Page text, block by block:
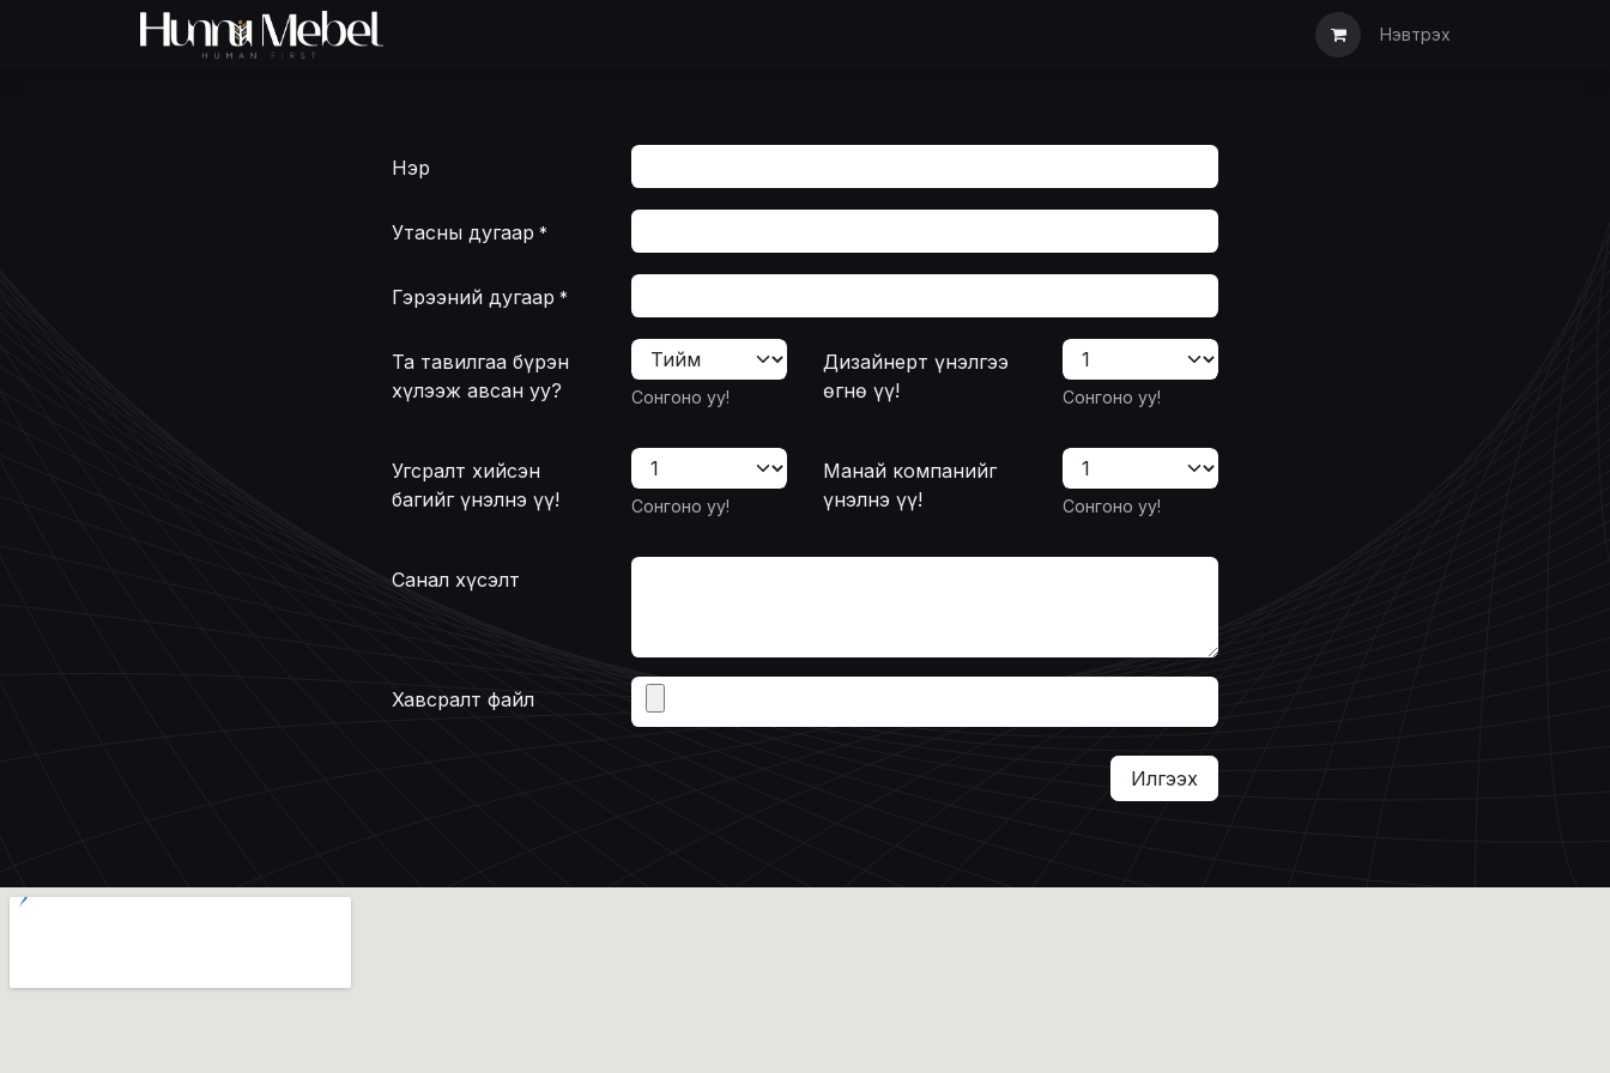
Түгээмэл асуулт Мэдээлэл
Нэвтрэх
Нэр
Утасны дугаар *
Гэрээний дугаар *
Та тавилгаа бүрэн
хүлээж авсан уу?
Сонгоно уу!
Дизайнерт үнэлгээ
өгнө үү!
Сонгоно уу!
Угсралт хийсэн
багийг үнэлнэ үү!
Сонгоно уу!
Манай компанийг
үнэлнэ үү!
Сонгоно уу!
Санал хүсэлт
Хавсралт файл
Илгээх